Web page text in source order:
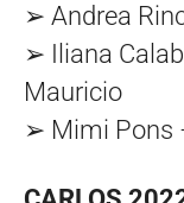
➢ Andrea
➢ Iliana
Mauricio
➢ Mimi Pons